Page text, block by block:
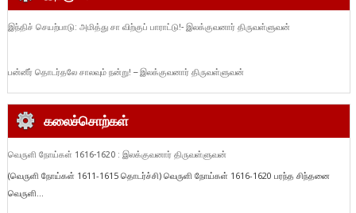
இந்திச் செயற்பாடு: அமித்து சா விற்குப் பாராட்டு!- இலக்குவனார் திருவள்ளுவன்
பன்னீர் தொடர்தலே சாலவும் நன்று! – இலக்குவனார் திருவள்ளுவன்
கலைச்சொற்கள்
வெருளி நோய்கள் 1616-1620 : இலக்குவனார் திருவள்ளுவன்
(வெருளி நோய்கள் 1611-1615 தொடர்ச்சி) வெருளி நோய்கள் 1616-1620 பரந்த சிந்தனை
வெருளி...